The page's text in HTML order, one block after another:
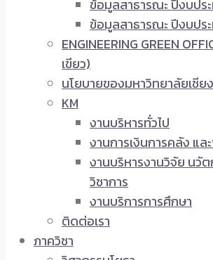
ข้อมูลสาธารณะ ปีงบปร
ข้อมูลสาธารณะ ปีงบปร
ENGINEERING GREEN
เขียว)
นโยบายของมหาวิทยาลัยเชีย
KM
งานบริหารทั่วไป
งานการเงินการคลัง แล
งานบริหารงานวิจัย นวั
วิชาการ
งานบริการการศึกษา
ติดต่อเรา
ภาควิชา